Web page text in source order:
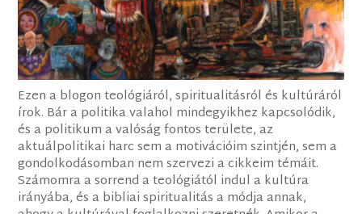
Ezen a blogon teológiáról, spiritualitásról és kultúráról
írok. Bár a politika valahol mindegyikhez kapcsolódik,
és a politikum a valóság fontos területe, az
aktuálpolitikai harc sem a motivációim szintjén, sem a
gondolkodásomban nem szervezi a cikkeim témáit.
Számomra a sorrend a teológiától indul a kultúra
irányába, és a bibliai spiritualitás a módja annak,